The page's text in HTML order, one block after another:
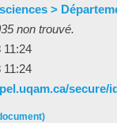
>
non trouvé.
11:24
11:24
secure/